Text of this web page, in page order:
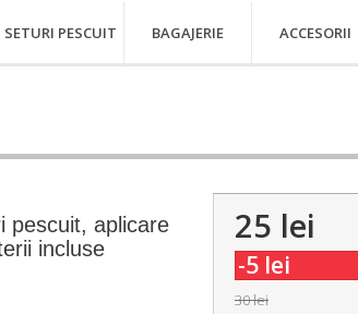
SETURI PESCUIT BAGAJERIE ACCESORII
pescuit, aplicare
incluse
25 lei
-5 lei
30 lei